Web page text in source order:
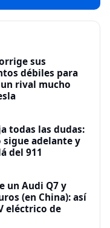
sus
débiles para
rival mucho
todas las dudas:
sigue adelante y
del 911
un Audi Q7 y
(en China): así
eléctrico de